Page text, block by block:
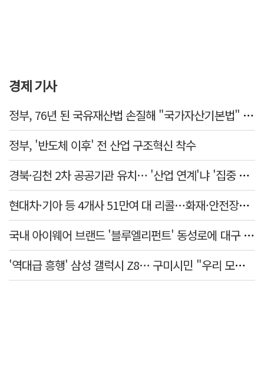
경제 기사
정부, 76년 된 국유재산법 손질해 "국가자산기본법" 만든다
정부, '반도체 이후' 전 산업 구조혁신 착수
경북·김천 2차 공공기관 유치… '산업 연계'냐 '집중 배치'냐
현대차·기아 등 4개사 51만여 대 리콜…화재·안전장치 결함 확인
국내 아이웨어 브랜드 '블루엘리펀트' 동성로에 대구 매장 첫선
'역대급 흥행' 삼성 갤럭시 Z8… 구미시민 "우리 모두 홍보대사"